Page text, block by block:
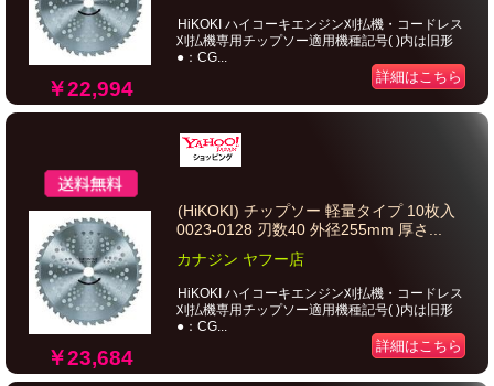
￥22,994
HiKOKI ハイコーキエンジン刈払機・コードレス
刈払機専用チップソー適用機種記号( )内は旧形
●：CG...
詳細はこちら
￥23,684
(HiKOKI) チップソー 軽量タイプ 10枚入
0023-0128 刃数40 外径255mm 厚さ...
カナジン ヤフー店
HiKOKI ハイコーキエンジン刈払機・コードレス
刈払機専用チップソー適用機種記号( )内は旧形
●：CG...
詳細はこちら